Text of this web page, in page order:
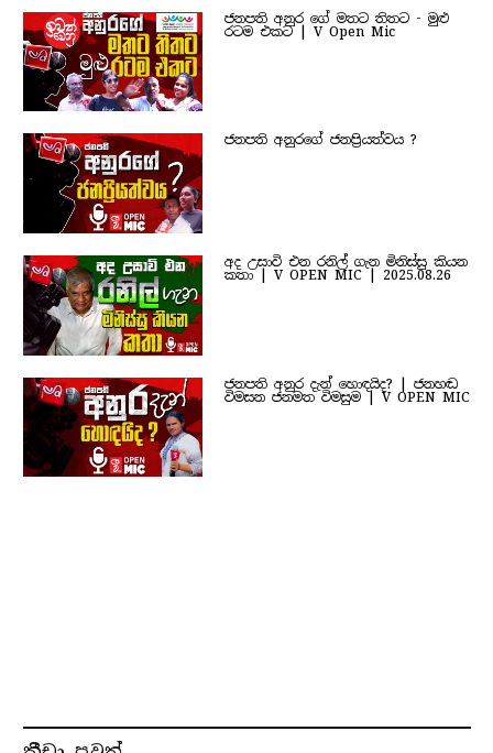
ජනපති අනුර ගේ මතට තිතට - මුළු
රටම එකට | V Open Mic
ජනපති අනුරගේ ජනප්‍රියත්වය ?
අද උසාවි එන රනිල් ගැන මිනිස්සු කියන
කතා | V OPEN MIC | 2025.08.26
ජනපති අනුර දැන් හොඳයිද? | ජනහඬ
විමසන ජනමත විමසුම | V OPEN MIC